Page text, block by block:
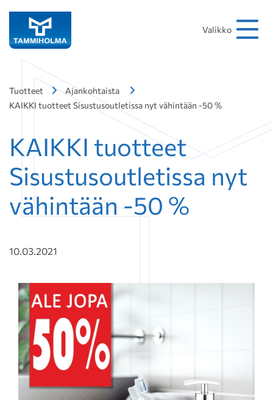
Valikko
Tuotteet
Ajankohtaista
KAIKKI tuotteet Sisustusoutletissa nyt vähintään -50 %
KAIKKI tuotteet
Sisustusoutletissa nyt
vähintään -50 %
10.03.2021